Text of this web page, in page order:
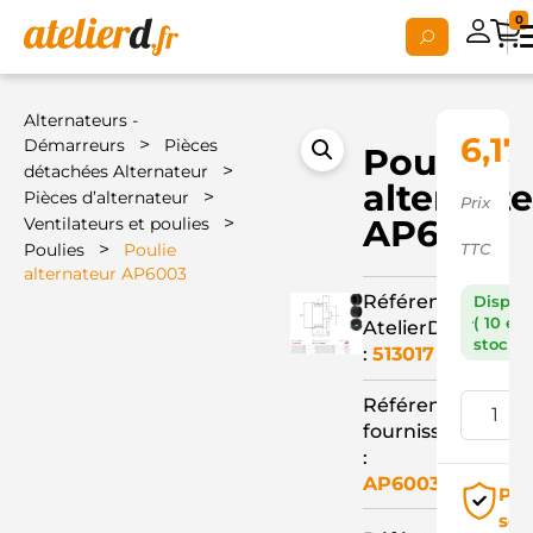
0
Alternateurs -
Démarreurs
>
Pièces
détachées Alternateur
>
Pièces d’alternateur >
Ventilateurs et poulies >
Poulies >
Poulie
alternateur AP6003
Poulie
AP6003
Référence
AtelierD
:513017
Référence
fournisseur
:
AP6003
6,17
Prix
TTC
( 10 en
stock )